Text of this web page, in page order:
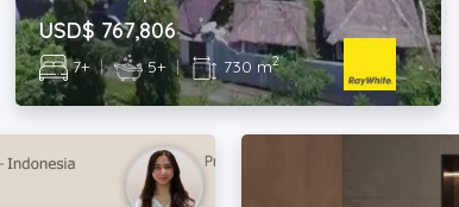
USD$ 767,806
7+ | 5+ | 730 m2